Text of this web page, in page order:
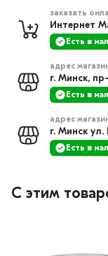
заказать
Интернет
Есть в
адрес
г. Минск,
Есть в
адрес
г. Минск
Есть в
С этим